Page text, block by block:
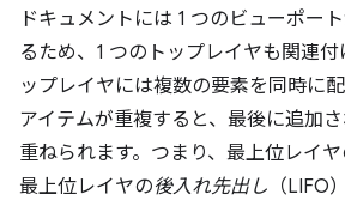
ドキュメントには 1 つのビューポー
るため、1 つのトップレイヤも関連
ップレイヤには複数の要素を同時に
アイテムが重複すると、最後に追加
重ねられます。つまり、最上位レイヤ
最上位レイヤの後入れ先出し （LIFO